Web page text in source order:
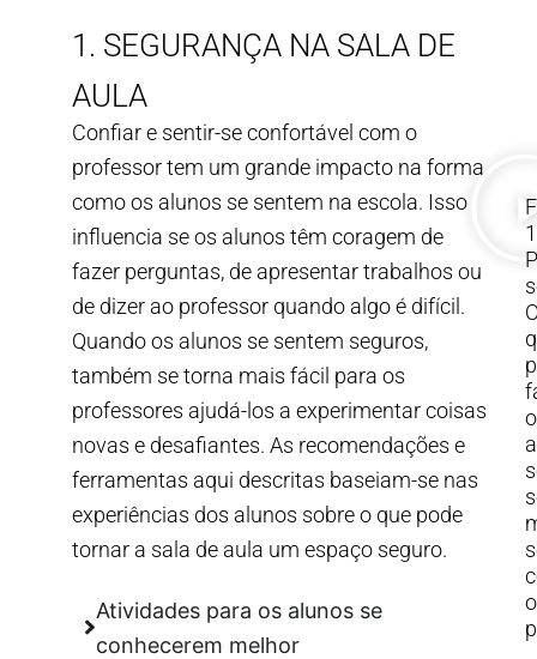
1. SEGURANÇA NA SALA DE
AULA
Confiar e sentir-se confortável com o
professor tem um grande impacto na forma
como os alunos se sentem na escola. Isso
influencia se os alunos têm coragem de
fazer perguntas, de apresentar trabalhos ou
de dizer ao professor quando algo é difícil.
Quando os alunos se sentem seguros,
também se torna mais fácil para os
professores ajudá-los a experimentar coisas
novas e desafiantes. As recomendações e
ferramentas aqui descritas baseiam-se nas
experiências dos alunos sobre o que pode
tornar a sala de aula um espaço seguro.
Atividades para os alunos se
conhecerem melhor
1